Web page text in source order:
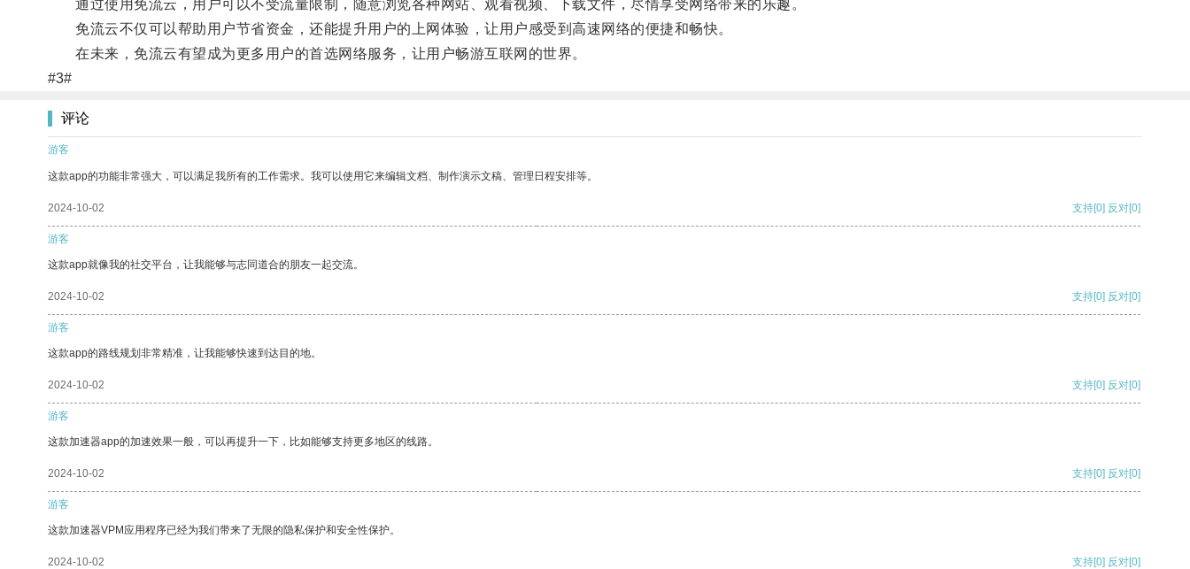
通过使用免流云，用户可以不受流量限制，随意浏览各种网站、观看视频、下载文件，尽情享受网络带来的乐趣。
免流云不仅可以帮助用户节省资金，还能提升用户的上网体验，让用户感受到高速网络的便捷和畅快。
在未来，免流云有望成为更多用户的首选网络服务，让用户畅游互联网的世界。
#3#
评论
游客
这款app的功能非常强大，可以满足我所有的工作需求。我可以使用它来编辑文档、制作演示文稿、管理日程安排等。
2024-10-02 支持[0] 反对[0]
游客
这款app就像我的社交平台，让我能够与志同道合的朋友一起交流。
2024-10-02 支持[0] 反对[0]
游客
这款app的路线规划非常精准，让我能够快速到达目的地。
2024-10-02 支持[0] 反对[0]
游客
这款加速器app的加速效果一般，可以再提升一下，比如能够支持更多地区的线路。
2024-10-02 支持[0] 反对[0]
游客
这款加速器VPM应用程序已经为我们带来了无限的隐私保护和安全性保护。
2024-10-02 支持[0] 反对[0]